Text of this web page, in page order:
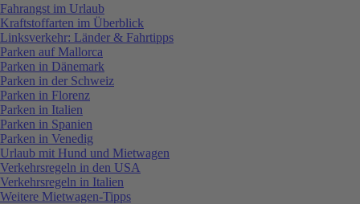
Fahrangst im Urlaub
Kraftstoffarten im Überblick
Linksverkehr: Länder & Fahrtipps
Parken auf Mallorca
Parken in Dänemark
Parken in der Schweiz
Parken in Florenz
Parken in Italien
Parken in Spanien
Parken in Venedig
Urlaub mit Hund und Mietwagen
Verkehrsregeln in den USA
Verkehrsregeln in Italien
Weitere Mietwagen-Tipps